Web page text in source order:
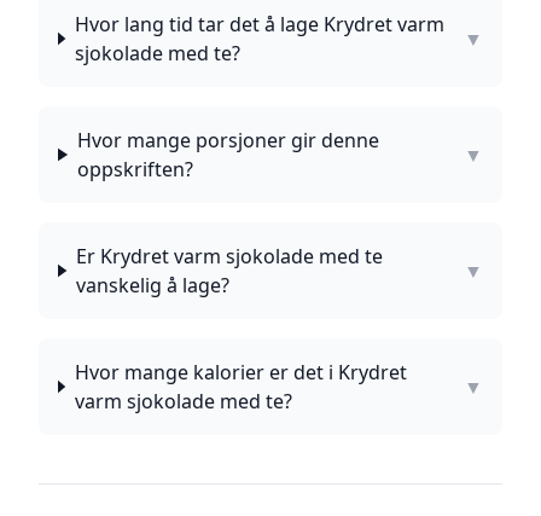
Hvor lang tid tar det å lage Krydret varm
sjokolade med te?
▼
Hvor mange porsjoner gir denne
oppskriften?
▼
Er Krydret varm sjokolade med te
vanskelig å lage?
▼
Hvor mange kalorier er det i Krydret
varm sjokolade med te?
▼